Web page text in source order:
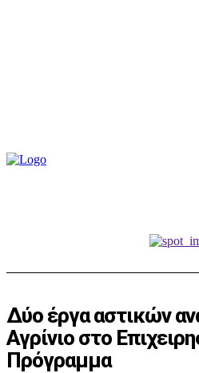
Δύο έργα αστικών
Αγρίνιο στο
Πρόγραμμα